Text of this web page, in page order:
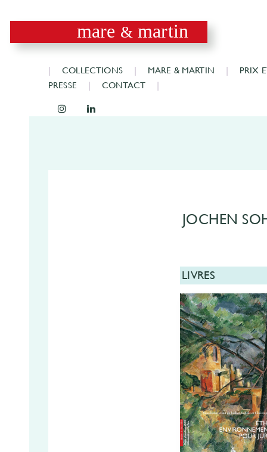
mare & martin
COLLECTIONS MARE & MARTIN
PRIX
PRESSE
CONTACT
JOCHEN
LIVRES